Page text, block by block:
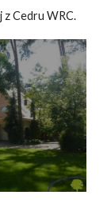
z Cedru WRC.